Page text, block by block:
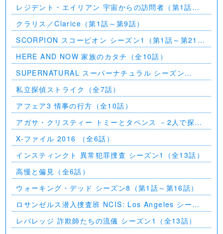
レジデント・エイリアン 宇宙からの訪問者（第1話～
第7話）
クラリス／Clarice（第1話～第9話）
SCORPION スコーピオン シーズン1（第1話～第21
話）
HERE AND NOW 家族のカタチ（全10話）
SUPERNATURAL スーパーナチュラル シーズン
11（全23話）
私立探偵ストライク（全7話）
アフェア3 情事の行方（全10話）
アガサ・クリスティー トミーとタペンス －2人で探偵
を－
X-ファイル 2016 （全6話）
インスティンクト 異常犯罪捜査 シーズン1（全13話）
高慢と偏見（全6話）
ウォーキング・デッド シーズン8（第1話～第16話）
ロサンゼルス潜入捜査班 NCIS: Los Angeles シーズ
ン5（第2話～第24話）
レバレッジ 詐欺師たちの流儀 シーズン1（全13話）